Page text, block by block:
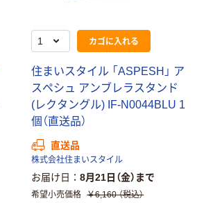
カゴに入れる
住まいスタイル 「ASPESH」 ア
スペシュ アンブレラスタンド
(レクタングル) IF-N0044BLU 1
個（直送品）
直送品
株式会社住まいスタイル
お届け日 8月21日（金）まで
希望小売価格 ￥6,160 （税込）